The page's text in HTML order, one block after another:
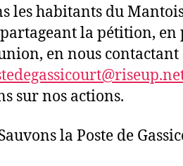
les habitants du
la pétition,
en nous contactant
sur nos actions.
la Poste de